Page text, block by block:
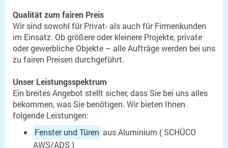
Qualität zum fairen Preis
Wir sind sowohl für Privat- als auch für Firmenkunden
im Einsatz. Ob größere oder kleinere Projekte, private
oder gewerbliche Objekte – alle Aufträge werden bei uns
zu fairen Preisen durchgeführt.
Unser Leistungsspektrum
Ein breites Angebot stellt sicher, dass Sie bei uns alles
bekommen, was Sie benötigen. Wir bieten Ihnen
folgende Leistungen:
Fenster und Türen aus Aluminium ( SCHÜCO
AWS/ADS )